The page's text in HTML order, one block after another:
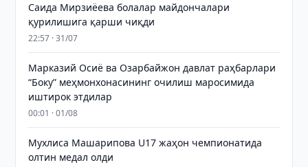
Саида Мирзиёева болалар майдончалари
қурилишига қарши чиқди
22:57 · 31/07
Марказий Осиё ва Озарбайжон давлат раҳбарлари
“Боку” меҳмонхонасининг очилиш маросимида
иштирок этдилар
00:01 · 01/08
Мухлиса Машарипова U17 жаҳон чемпионатида
олтин медал олди